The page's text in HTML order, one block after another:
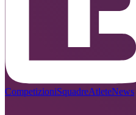
CompetizioniSquadreAtleteNews